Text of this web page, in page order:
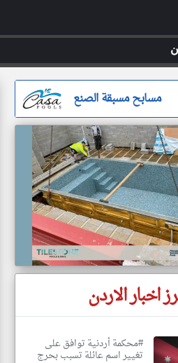
مسابح مسبقة الصنع
اخبار الاردن
#محكمة أردنية توافق على
تغيير اسم عائلة تسبب بحرج